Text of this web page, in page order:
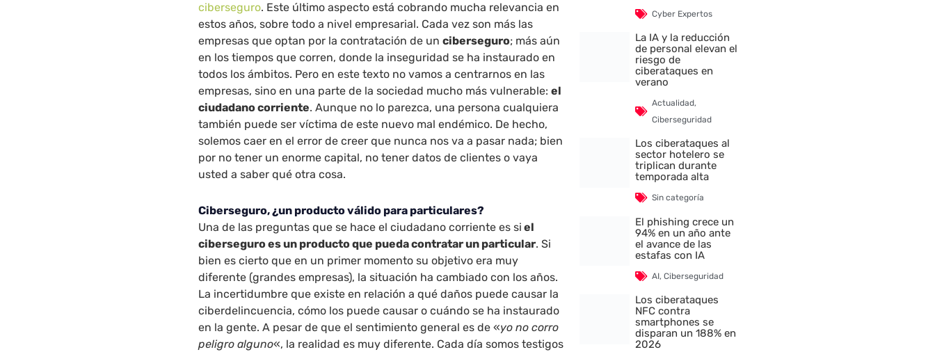
ciberseguro. Este último aspecto está cobrando mucha relevancia en
estos años, sobre todo a nivel empresarial. Cada vez son más las
empresas que optan por la contratación de unciberseguro; más aún
en los tiempos que corren, donde la inseguridad se ha instaurado en
todos los ámbitos. Pero en este texto no vamos a centrarnos en las
empresas, sino en una parte de la sociedad mucho más vulnerable:el
ciudadano corriente. Aunque no lo parezca, una persona cualquiera
también puede ser víctima de este nuevo mal endémico. De hecho,
solemos caer en el error de creer que nunca nos va a pasar nada; bien
por no tener un enorme capital, no tener datos de clientes o vaya
usted a saber qué otra cosa.
Ciberseguro, ¿un producto válido para particulares?
Una de las preguntas que se hace el ciudadano corriente es si el
ciberseguro es un producto que pueda contratar un particular. Si
bien es cierto que en un primer momento su objetivo era muy
diferente (grandes empresas), la situación ha cambiado con los años.
La incertidumbre que existe en relación a qué daños puede causar la
ciberdelincuencia, cómo los puede causar o cuándo se ha instaurado
en la gente. A pesar de que el sentimiento general es de «yo no corro
peligro alguno«, la realidad es muy diferente. Cada día somos testigos
Cyber Expertos
La IA y la reducción
de personal elevan el
riesgo de
ciberataques en
verano
Actualidad,
Ciberseguridad
Los ciberataques al
sector hotelero se
triplican durante
temporada alta
Sin categoría
El phishing crece un
94% en un año ante
el avance de las
estafas con IA
AI,Ciberseguridad
Los ciberataques
NFC contra
smartphones se
disparan un 188% en
2026